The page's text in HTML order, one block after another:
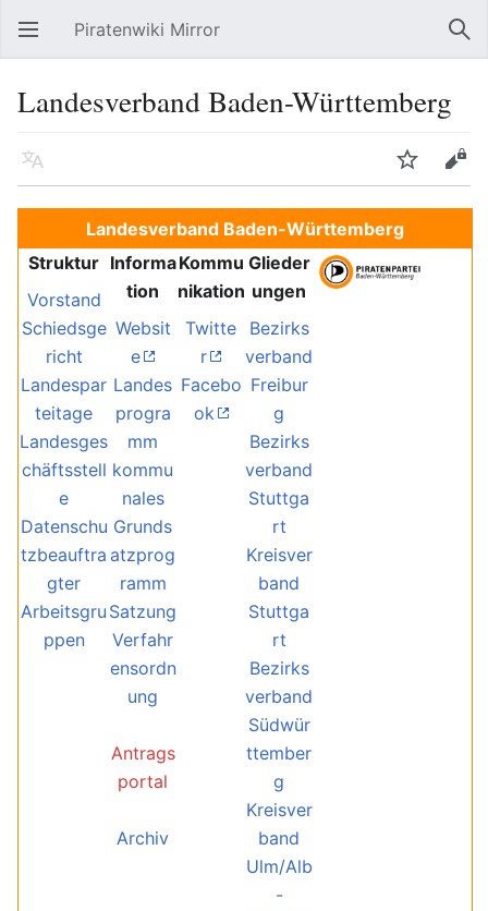
Hauptmenü öffnen Piratenwiki Mirror
Landesverband Baden-Württemberg
Sprache Beobachten Bearbeiten
Landesverband Baden-Württemberg
Struktur
Vorstand
Schiedsge
richt
Landespar
teitage
Landesges
chäftsstell
e
Datenschu
tzbeauftra
gter
Arbeitsgru
ppen
Informa
tion
Websit
e
Landes
progra
mm
kommu
nales
Grunds
atzprog
ramm
Satzung
Verfahr
ensordn
ung
Antrags
portal
Archiv
Kommu
nikation
Twitte
r
Facebo
ok
Glieder
ungen
Bezirks
verband
Freibur
g
Bezirks
verband
Stuttga
rt
Kreisver
band
Stuttga
rt
Bezirks
verband
Südwür
ttember
g
Kreisver
band
Ulm/Alb
-